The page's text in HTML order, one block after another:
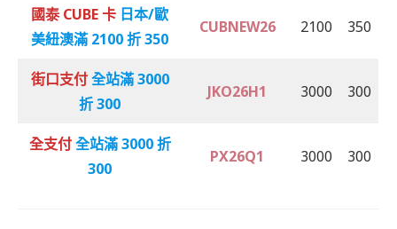
國泰 CUBE 卡 日本/歐
美紐澳滿 2100 折 350
CUBNEW26 2100 350
街口支付 全站滿 3000
折 300
JKO26H1 3000 300
全支付 全站滿 3000 折
300
PX26Q1 3000 300